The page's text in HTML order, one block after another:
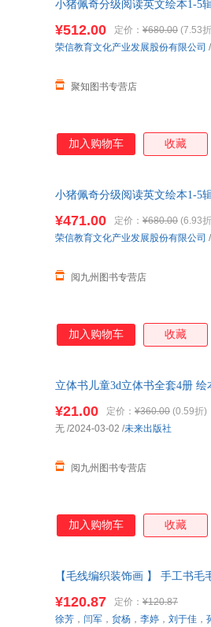
小猪佩奇分级阅读英文绘本1-5
¥512.00 定价： ¥680.00 (7.53
聚知图书专营店
荣信教育文化产业发展股份有限公司 /
加入购物车 收藏
小猪佩奇分级阅读英文绘本1-5
¥471.00 定价： ¥680.00 (6.93
阅九州图书专营店
荣信教育文化产业发展股份有限公司 /
加入购物车 收藏
立体书儿童3d立体书全套4册
¥21.00 定价： ¥360.00 (0.59折)
阅九州图书专营店
无 /2024-03-02 /未来出版社
加入购物车 收藏
【毛线编织装饰画 】 手工书
当当客服
¥120.87 定价： ¥120.87
徐芳 ， 闫军 ， 贠杨 ， 李婷 ， 刘于佳 ，